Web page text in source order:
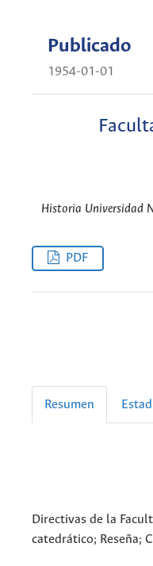
Publicado
1954-01-01
Historia Universidad
PDF
Resumen
Directivas de la
catedrático; Reseña;